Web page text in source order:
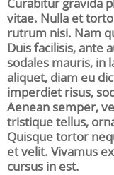
Curabitur gravida
vitae. Nulla et
rutrum nisi. Nam
Duis facilisis, ante
sodales mauris, in
aliquet, diam eu
imperdiet risus,
Aenean semper,
tristique tellus,
Quisque tortor
et velit. Vivamus
cursus in est.